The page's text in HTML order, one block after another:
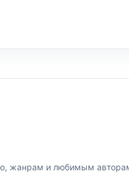
жанрам и любимым